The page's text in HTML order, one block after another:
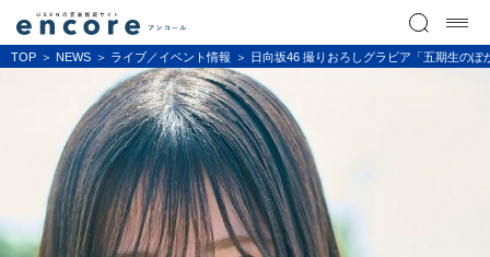
TOP NEWS ライブ／イベント情報 日向坂46 撮りおろしグラビア「五期生の